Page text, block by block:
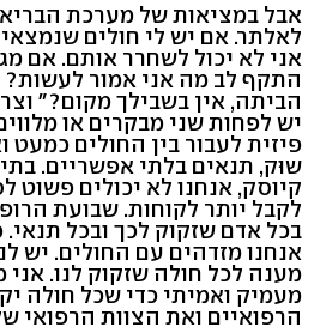
אבל במציאות של מערכת
לאלתר. אם יש לי חולים
אני לא יכול לשחרר אותם. אם
התקף לב מה אני אמור לעשות?
הביתה, אין בשבילך מקום?"
יש לפחות שני מבקרים או
פיזית לעבור בין החולים כמעט
שוּק, תנאים בלתי אפשריים.
קיוסק, אנחנו לא יכולים פשוט
לקבל יותר לקוחות. שבועת
בכל אדם שזקוק לכך ובכל תנאי.
אנחנו מזדהים עם החולים. יש
מענה לכל חולה שזקוק לנו.
מעמיק ואמיתי כדי שכל חולה
הרפואיים ואת הצוות הרפואי